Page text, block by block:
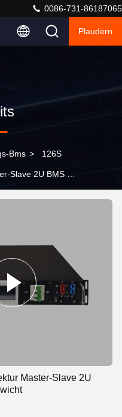
0086-731-86187065
Plaudern
Bms > 126S
Slave 2U BMS mit
Master-Slave 2U